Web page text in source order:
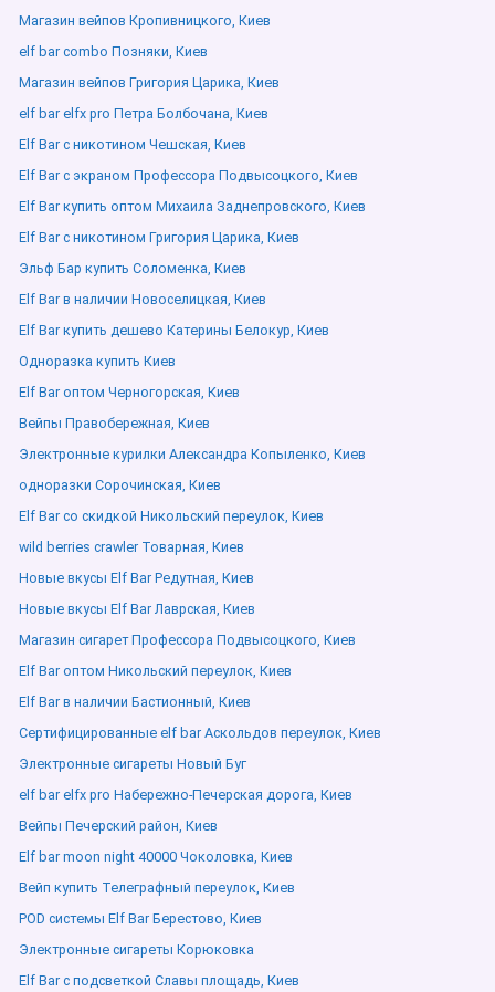
Магазин вейпов Кропивницкого, Киев
elf bar combo Позняки, Киев
Магазин вейпов Григория Царика, Киев
elf bar elfx pro Петра Болбочана, Киев
Elf Bar с никотином Чешская, Киев
Elf Bar с экраном Профессора Подвысоцкого, Киев
Elf Bar купить оптом Михаила Заднепровского, Киев
Elf Bar с никотином Григория Царика, Киев
Эльф Бар купить Соломенка, Киев
Elf Bar в наличии Новоселицкая, Киев
Elf Bar купить дешево Катерины Белокур, Киев
Одноразка купить Киев
Elf Bar оптом Черногорская, Киев
Вейпы Правобережная, Киев
Электронные курилки Александра Копыленко, Киев
одноразки Сорочинская, Киев
Elf Bar со скидкой Никольский переулок, Киев
wild berries crawler Товарная, Киев
Новые вкусы Elf Bar Редутная, Киев
Новые вкусы Elf Bar Лаврская, Киев
Магазин сигарет Профессора Подвысоцкого, Киев
Elf Bar оптом Никольский переулок, Киев
Elf Bar в наличии Бастионный, Киев
Сертифицированные elf bar Аскольдов переулок, Киев
Электронные сигареты Новый Буг
elf bar elfx pro Набережно-Печерская дорога, Киев
Вейпы Печерский район, Киев
Elf bar moon night 40000 Чоколовка, Киев
Вейп купить Телеграфный переулок, Киев
POD системы Elf Bar Берестово, Киев
Электронные сигареты Корюковка
Elf Bar с подсветкой Славы площадь, Киев